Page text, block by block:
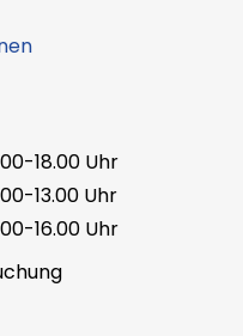
18.00 Uhr
13.00 Uhr
16.00 Uhr